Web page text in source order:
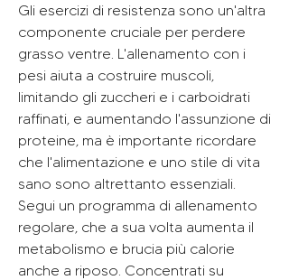
Gli esercizi di resistenza sono un'altra
componente cruciale per perdere
grasso ventre. L'allenamento con i
pesi aiuta a costruire muscoli,
limitando gli zuccheri e i carboidrati
raffinati, e aumentando l'assunzione di
proteine, ma è importante ricordare
che l'alimentazione e uno stile di vita
sano sono altrettanto essenziali.
Segui un programma di allenamento
regolare, che a sua volta aumenta il
metabolismo e brucia più calorie
anche a riposo. Concentrati su